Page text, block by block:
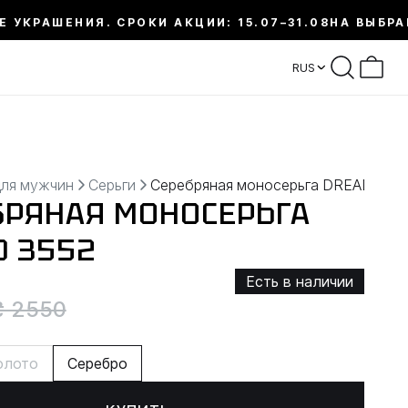
УКРАШЕНИЯ. СРОКИ АКЦИИ: 15.07–31.08 НА
RUS
мужчин Серьги Серебряная моносерьга DREAD
МОНОСЕРЬГА
3552
Есть в наличии
2550
Серебро